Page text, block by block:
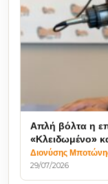
Απλή βόλτα η
«Κλειδωμένο»
Διονύσης
29/07/2026